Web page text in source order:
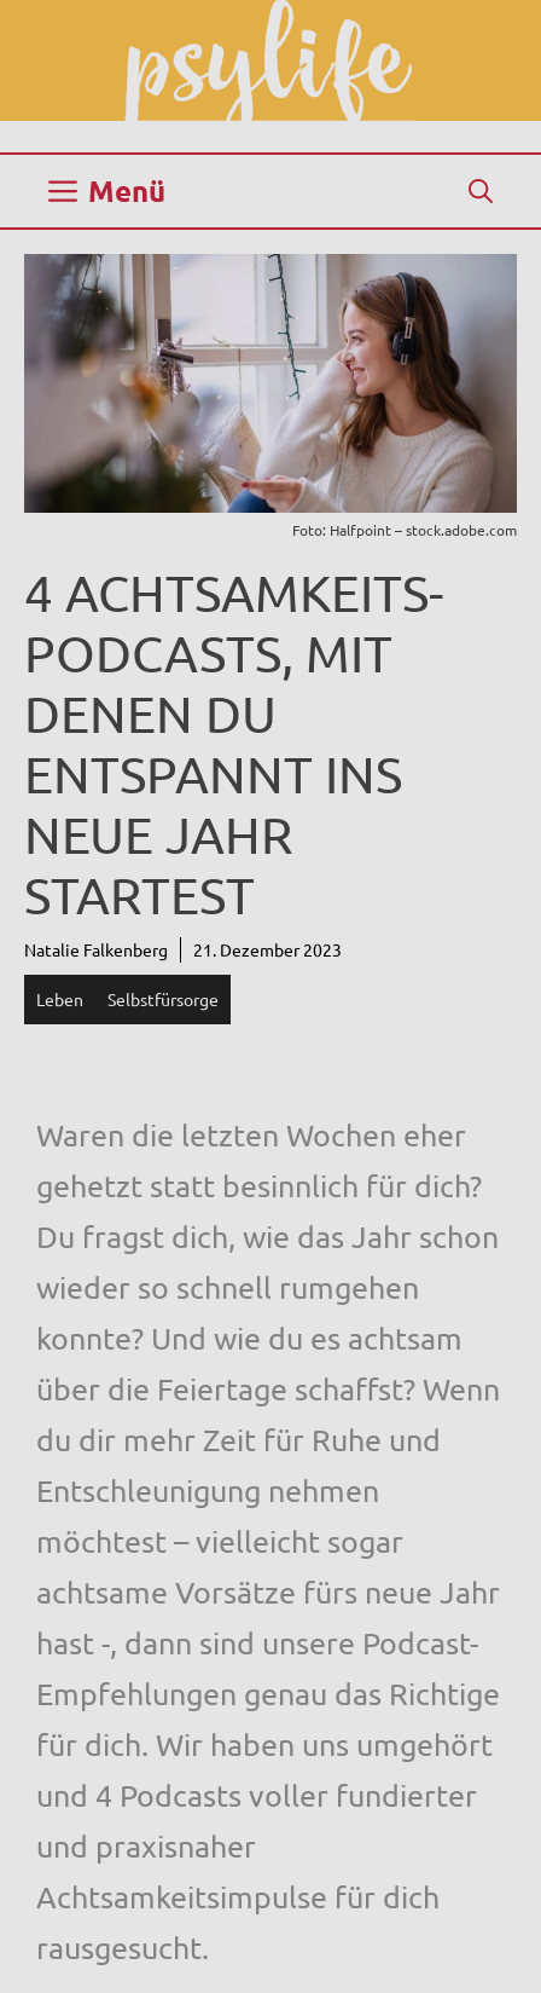
Menü
4 ACHTSAMKEITS-
PODCASTS, MIT
DENEN DU
ENTSPANNT INS
NEUE JAHR
STARTEST
Natalie Falkenberg 21. Dezember 2023
Leben Selbstfürsorge
Foto: Halfpoint – stock.adobe.com
Waren die letzten Wochen eher
gehetzt statt besinnlich für dich?
Du fragst dich, wie das Jahr schon
wieder so schnell rumgehen
konnte? Und wie du es achtsam
über die Feiertage schaffst? Wenn
du dir mehr Zeit für Ruhe und
Entschleunigung nehmen
möchtest – vielleicht sogar
achtsame Vorsätze fürs neue Jahr
hast -, dann sind unsere Podcast-
Empfehlungen genau das Richtige
für dich. Wir haben uns umgehört
und 4 Podcasts voller fundierter
und praxisnaher
Achtsamkeitsimpulse für dich
rausgesucht.